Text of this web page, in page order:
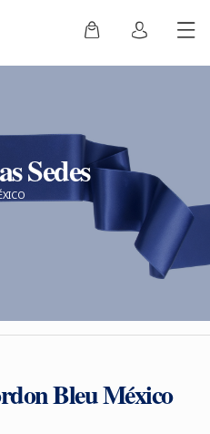
Sedes
Bleu México